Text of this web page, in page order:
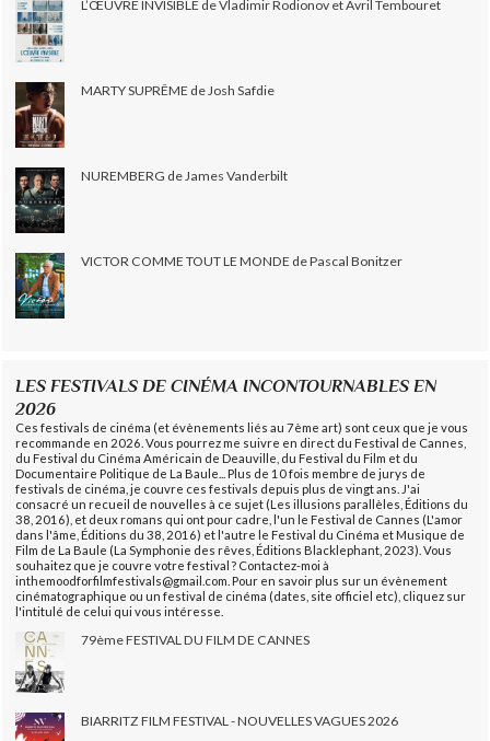
L’ŒUVRE INVISIBLE de Vladimir Rodionov et Avril Tembouret
MARTY SUPRÊME de Josh Safdie
NUREMBERG de James Vanderbilt
VICTOR COMME TOUT LE MONDE de Pascal Bonitzer
LES FESTIVALS DE CINÉMA INCONTOURNABLES EN
2026
Ces festivals de cinéma (et évènements liés au 7ème art) sont ceux que je vous
recommande en 2026. Vous pourrez me suivre en direct du Festival de Cannes,
du Festival du Cinéma Américain de Deauville, du Festival du Film et du
Documentaire Politique de La Baule... Plus de 10 fois membre de jurys de
festivals de cinéma, je couvre ces festivals depuis plus de vingt ans. J'ai
consacré un recueil de nouvelles à ce sujet (Les illusions parallèles, Éditions du
38, 2016), et deux romans qui ont pour cadre, l'un le Festival de Cannes (L'amor
dans l'âme, Éditions du 38, 2016) et l'autre le Festival du Cinéma et Musique de
Film de La Baule (La Symphonie des rêves, Éditions Blacklephant, 2023). Vous
souhaitez que je couvre votre festival ? Contactez-moi à
inthemoodforfilmfestivals@gmail.com. Pour en savoir plus sur un évènement
cinématographique ou un festival de cinéma (dates, site officiel etc), cliquez sur
l'intitulé de celui qui vous intéresse.
79ème FESTIVAL DU FILM DE CANNES
BIARRITZ FILM FESTIVAL - NOUVELLES VAGUES 2026